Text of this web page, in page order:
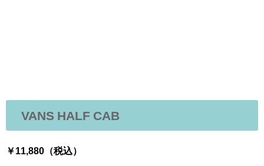
VANS HALF CAB
￥11,880（税込）